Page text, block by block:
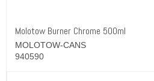
Molotow Burner Chrome 500ml
MOLOTOW-CANS
940590